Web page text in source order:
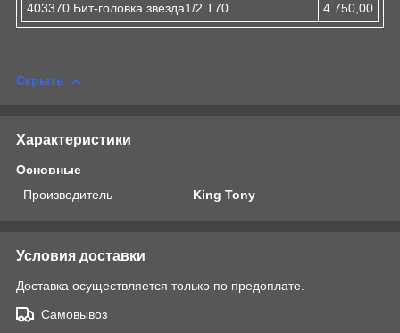
403370 Бит-головка звезда1/2 T70
4 750,00
Скрыть
Характеристики
Основные
Производитель
King Tony
Условия доставки
Доставка осуществляется только по предоплате.
Самовывоз